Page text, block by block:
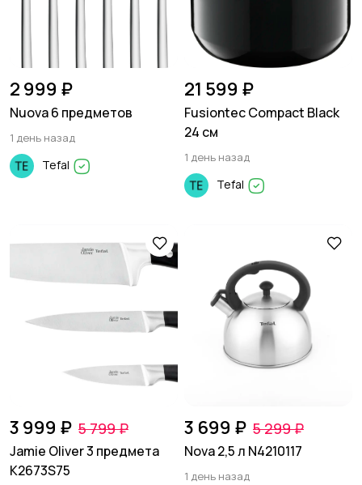
2 999 ₽
Nuova 6 предметов
1 день назад
Tefal
21 599 ₽
Fusiontec Compact Black
24 см
1 день назад
Tefal
3 999 ₽ 5 799 ₽
Jamie Oliver 3 предмета
K2673S75
3 699 ₽ 5 299 ₽
Nova 2,5 л N4210117
1 день назад